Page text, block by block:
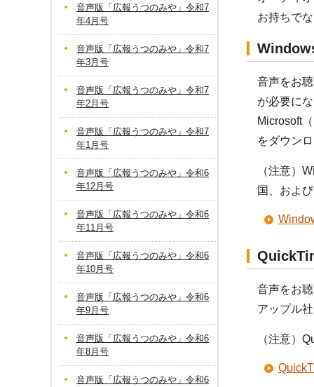
お持ちで
音声をお
が必要に
Microsoft
をダウン
（注意）
国、およ
音声をお
アップル
（注意）
音声版「広報うつのみや」令和7
年4月号
音声版「広報うつのみや」令和7
年3月号
音声版「広報うつのみや」令和7
年2月号
音声版「広報うつのみや」令和7
年1月号
音声版「広報うつのみや」令和6
年12月号
音声版「広報うつのみや」令和6
年11月号
音声版「広報うつのみや」令和6
年10月号
音声版「広報うつのみや」令和6
年9月号
音声版「広報うつのみや」令和6
年8月号
音声版「広報うつのみや」令和6